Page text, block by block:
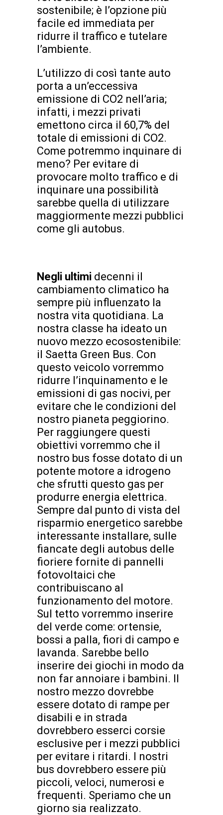
sostenibile; è l’opzione più
facile ed immediata per
ridurre il traffico e tutelare
l’ambiente.
L’utilizzo di così tante auto
porta a un’eccessiva
emissione di CO2 nell’aria;
infatti, i mezzi privati
emettono circa il 60,7% del
totale di emissioni di CO2.
Come potremmo inquinare di
meno? Per evitare di
provocare molto traffico e di
inquinare una possibilità
sarebbe quella di utilizzare
maggiormente mezzi pubblici
come gli autobus.
Negli ultimi decenni il
cambiamento climatico ha
sempre più influenzato la
nostra vita quotidiana. La
nostra classe ha ideato un
nuovo mezzo ecosostenibile:
il Saetta Green Bus. Con
questo veicolo vorremmo
ridurre l’inquinamento e le
emissioni di gas nocivi, per
evitare che le condizioni del
nostro pianeta peggiorino.
Per raggiungere questi
obiettivi vorremmo che il
nostro bus fosse dotato di un
potente motore a idrogeno
che sfrutti questo gas per
produrre energia elettrica.
Sempre dal punto di vista del
risparmio energetico sarebbe
interessante installare, sulle
fiancate degli autobus delle
fioriere fornite di pannelli
fotovoltaici che
contribuiscano al
funzionamento del motore.
Sul tetto vorremmo inserire
del verde come: ortensie,
bossi a palla, fiori di campo e
lavanda. Sarebbe bello
inserire dei giochi in modo da
non far annoiare i bambini. Il
nostro mezzo dovrebbe
essere dotato di rampe per
disabili e in strada
dovrebbero esserci corsie
esclusive per i mezzi pubblici
per evitare i ritardi. I nostri
bus dovrebbero essere più
piccoli, veloci, numerosi e
frequenti. Speriamo che un
giorno sia realizzato.